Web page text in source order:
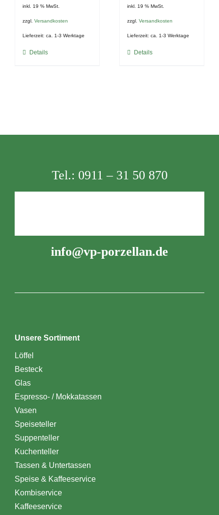
inkl. 19 % MwSt.
zzgl. Versandkosten
Lieferzeit: ca. 1-3 Werktage
Details
inkl. 19 % MwSt.
zzgl.Versandkosten
Lieferzeit:ca. 1-3 Werktage
Details
Tel.: 0911 – 31 50 870
info@vp-porzellan.de
Unsere Sortiment
Löffel
Besteck
Glas
Espresso- / Mokkatassen
Vasen
Speiseteller
Suppenteller
Kuchenteller
Tassen & Untertassen
Speise & Kaffeeservice
Kombiservice
Kaffeeservice